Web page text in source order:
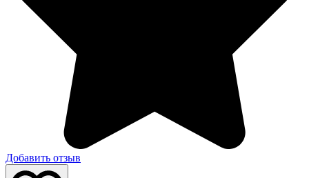
Добавить отзыв